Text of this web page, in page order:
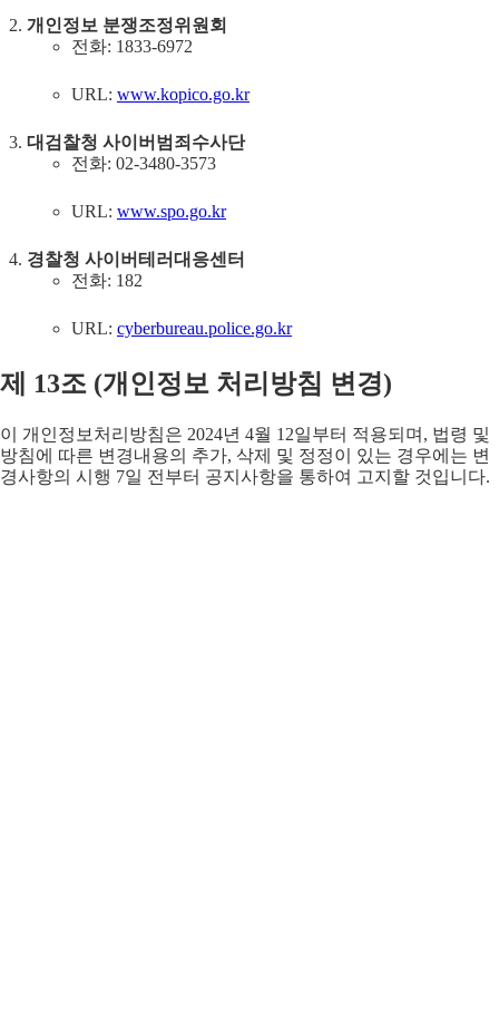
개인정보 분쟁조정위원회
전화: 1833-6972
URL: www.kopico.go.kr
대검찰청 사이버범죄수사단
전화: 02-3480-3573
URL: www.spo.go.kr
경찰청 사이버테러대응센터
전화: 182
URL: cyberbureau.police.go.kr
제 13조 (개인정보 처리방침 변경)
이 개인정보처리방침은 2024년 4월 12일부터 적용되며, 법령 및
방침에 따른 변경내용의 추가, 삭제 및 정정이 있는 경우에는 변
경사항의 시행 7일 전부터 공지사항을 통하여 고지할 것입니다.